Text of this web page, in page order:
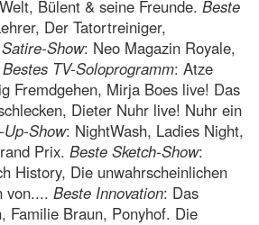
Bülent & seine Freunde. Beste
Der Tatortreiniger,
Show: Neo Magazin Royale,
Bestes TV-Soloprogramm: Atze
Fremdgehen, Mirja Boes live! Das
Dieter Nuhr live! Nuhr ein
Show: NightWash, Ladies Night,
Prix. Beste Sketch-Show:
History, Die unwahrscheinlichen
von.... Beste Innovation: Das
Familie Braun, Ponyhof. Die